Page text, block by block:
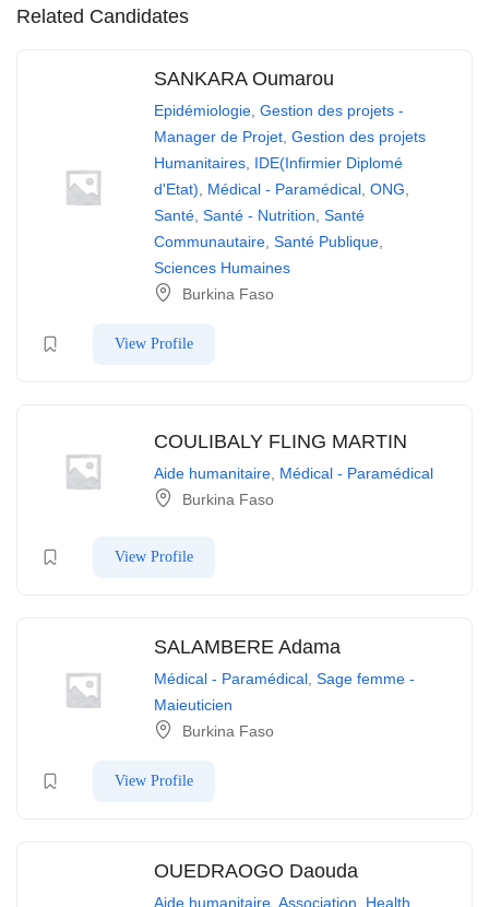
Related Candidates
SANKARA Oumarou
Epidémiologie, Gestion des projets -
Manager de Projet, Gestion des projets
Humanitaires, IDE(Infirmier Diplomé
d'Etat), Médical - Paramédical, ONG,
Santé, Santé - Nutrition, Santé
Communautaire, Santé Publique,
Sciences Humaines
Burkina Faso
View Profile
COULIBALY FLING MARTIN
Aide humanitaire, Médical - Paramédical
Burkina Faso
View Profile
SALAMBERE Adama
Médical - Paramédical, Sage femme -
Maieuticien
Burkina Faso
View Profile
OUEDRAOGO Daouda
Aide humanitaire Association Health